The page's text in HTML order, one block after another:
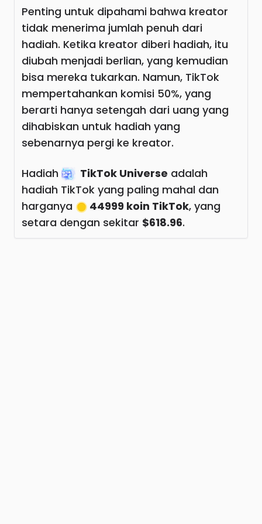
Penting untuk dipahami bahwa kreator
tidak menerima jumlah penuh dari
hadiah. Ketika kreator diberi hadiah, itu
diubah menjadi berlian, yang kemudian
bisa mereka tukarkan. Namun, TikTok
mempertahankan komisi 50%, yang
berarti hanya setengah dari uang yang
dihabiskan untuk hadiah yang
sebenarnya pergi ke kreator.
Hadiah TikTok Universe adalah
hadiah TikTok yang paling mahal dan
harganya
44999 koin TikTok, yang
setara dengan sekitar $618.96.